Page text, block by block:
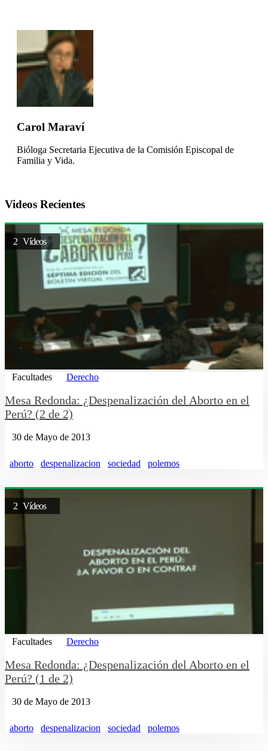
Carol Maraví
Bióloga Secretaria Ejecutiva de la Comisión Episcopal de
Familia y Vida.
Videos Recientes
2 Vídeos
Facultades Derecho
Mesa Redonda: ¿Despenalización del Aborto en el
Perú? (2 de 2)
30 de Mayo de 2013
aborto despenalizacion sociedad polemos
2 Vídeos
Facultades Derecho
Mesa Redonda: ¿Despenalización del Aborto en el
Perú? (1 de 2)
30 de Mayo de 2013
aborto despenalizacion sociedad polemos